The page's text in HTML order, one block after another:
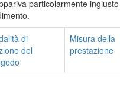
particolarmente
di
del
Misura della
prestazione